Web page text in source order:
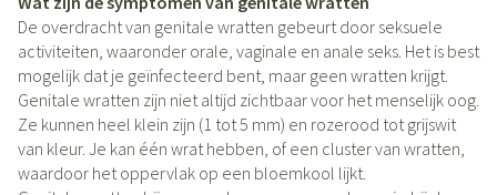
De overdracht van genitale wratten gebeurt door seksuele
activiteiten, waaronder orale, vaginale en anale seks. Het is best
mogelijk dat je geïnfecteerd bent, maar geen wratten krijgt.
Genitale wratten zijn niet altijd zichtbaar voor het menselijk oog.
Ze kunnen heel klein zijn (1 tot 5 mm) en rozerood tot grijswit
van kleur. Je kan één wrat hebben, of een cluster van wratten,
waardoor het oppervlak op een bloemkool lijkt.